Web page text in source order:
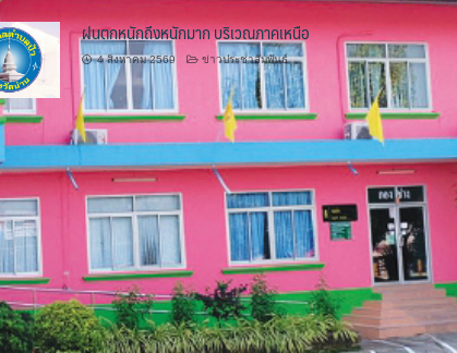
ฝนตกหนักถึงหนักมาก บริเวณภาคเหนือ
4 สิงหาคม 2569 ข่าวประชาสัมพันธ์